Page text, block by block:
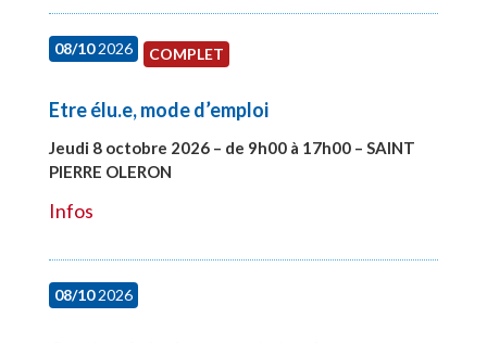
08/102026 COMPLET
Etre élu.e, mode d’emploi
Jeudi 8 octobre 2026 – de 9h00 à 17h00 – SAINT
PIERRE OLERON
Infos
08/102026